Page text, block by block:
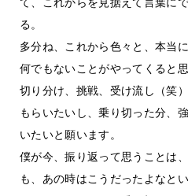
る。
多分ね、これから色々と、本当
何でもないことがやってくると思
切り分け、挑戦、受け流し（笑
もらいたいし、乗り切った分、
いたいと願います。
僕が今、振り返って思うことは
も、あの時はこうだったよなと